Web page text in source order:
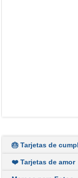
🎂 Tarjetas de
❤️ Tarjetas de amor